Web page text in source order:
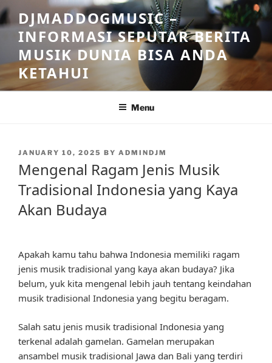
Skip
to
content
DJMADDOGMUSIC –
INFORMASI SEPUTAR BERITA
MUSIK DUNIA BISA ANDA
KETAHUI
Menu
POSTED
JANUARY 10, 2025 BY ADMINDJM
Mengenal Ragam Jenis Musik
Tradisional Indonesia yang Kaya
Akan Budaya
Apakah kamu tahu bahwa Indonesia memiliki ragam
jenis musik tradisional yang kaya akan budaya? Jika
belum, yuk kita mengenal lebih jauh tentang keindahan
musik tradisional Indonesia yang begitu beragam.
Salah satu jenis musik tradisional Indonesia yang
terkenal adalah gamelan. Gamelan merupakan
ansambel musik tradisional Jawa dan Bali yang terdiri